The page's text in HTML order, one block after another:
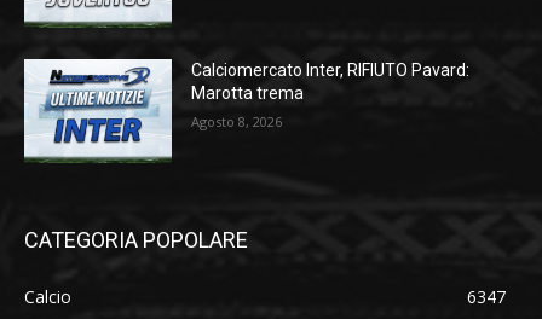
Calciomercato Inter, RIFIUTO Pavard:
Marotta trema
Agosto 8, 2026
CATEGORIA POPOLARE
Calcio
6347